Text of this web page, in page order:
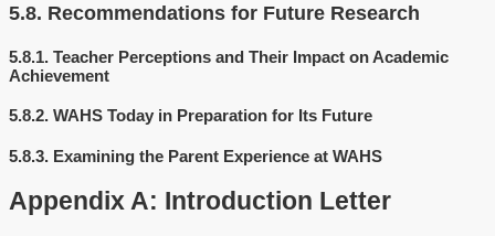
5.8. Recommendations for Future Research
5.8.1. Teacher Perceptions and Their Impact on Academic
Achievement
5.8.2. WAHS Today in Preparation for Its Future
5.8.3. Examining the Parent Experience at WAHS
Appendix A: Introduction Letter